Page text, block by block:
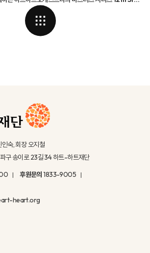
숙, 회장 오지철
구 송이로 23길 34 하트-하트재단
후원문의 1833-9005
heart.org